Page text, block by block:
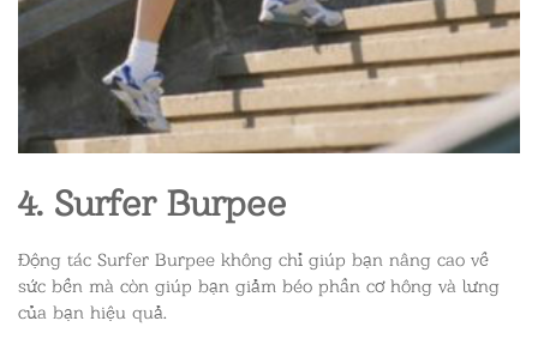
4. Surfer Burpee
Động tác Surfer Burpee không chỉ giúp bạn nâng cao về
sức bền mà còn giúp bạn giảm béo phần cơ hông và lưng
của bạn hiệu quả.